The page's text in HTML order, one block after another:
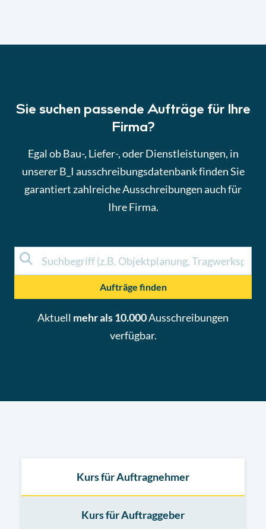
Sie suchen passende Aufträge für Ihre
Firma?
Egal ob Bau-, Liefer-, oder Dienstleistungen, in
unserer B_I ausschreibungsdatenbank finden Sie
garantiert zahlreiche Ausschreibungen auch für
Ihre Firma.
Aufträge finden
Aktuell mehr als 10.000Ausschreibungen
verfügbar.
Kurs für Auftragnehmer
Kurs für Auftraggeber